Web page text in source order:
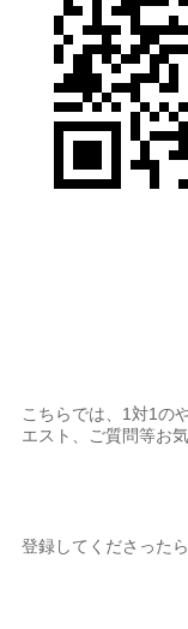
こちらでは、1対1の
エスト、ご質問等お
登録してくださった